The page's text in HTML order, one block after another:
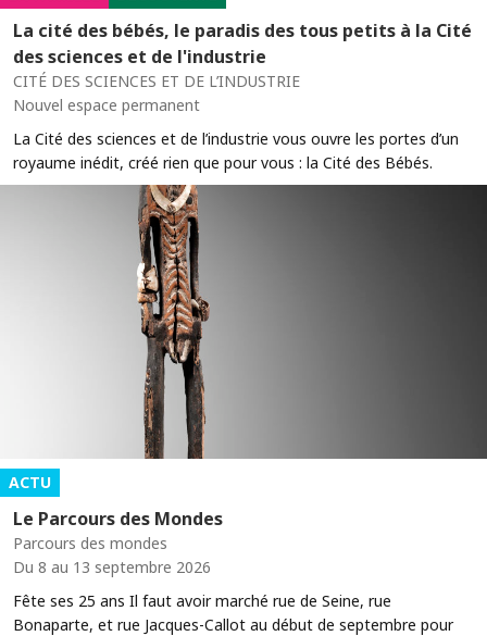
La cité des bébés, le paradis des tous petits à la Cité
des sciences et de l'industrie
CITÉ DES SCIENCES ET DE L’INDUSTRIE
Nouvel espace permanent
La Cité des sciences et de l’industrie vous ouvre les portes d’un
royaume inédit, créé rien que pour vous : la Cité des Bébés.
ACTU
Le Parcours des Mondes
Parcours des mondes
Du 8 au 13 septembre 2026
Fête ses 25 ans Il faut avoir marché rue de Seine, rue
Bonaparte, et rue Jacques-Callot au début de septembre pour